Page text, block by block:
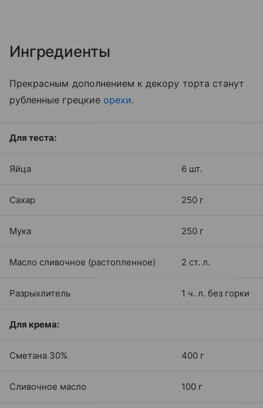
Ингредиенты
Прекрасным дополнением к декору торта станут
рубленные грецкие орехи.
Для теста:
Яйца 6 шт.
Сахар 250 г
Мука 250 г
Масло сливочное (растопленное) 2 ст. л.
Разрыхлитель 1 ч. л. без горки
Для крема:
Сметана 30% 400 г
Сливочное масло 100 г